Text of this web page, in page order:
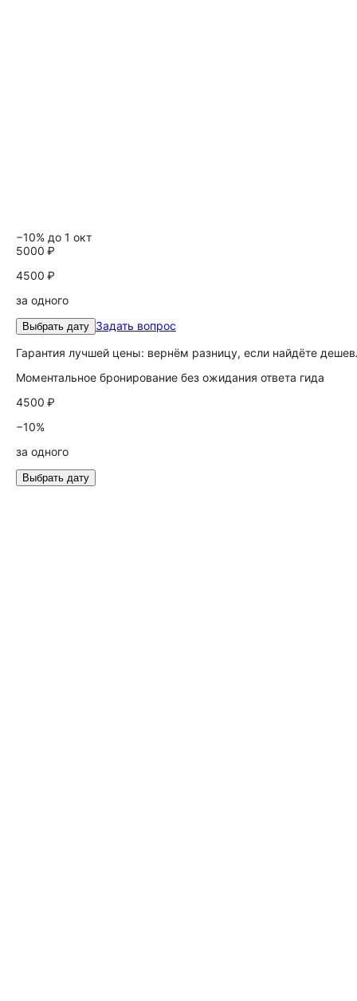
−10% до 1 окт
5000 ₽
4500 ₽
за одного
Выбрать дату Задать вопрос
Гарантия лучшей цены: вернём разницу, если найдёте
Моментальное бронирование без ожидания ответа гида
4500 ₽
−10%
за одного
Выбрать дату